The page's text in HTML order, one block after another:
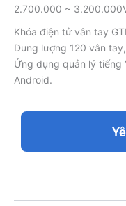
2.700.000 ~
Khóa điện tử vân tay
Dung lượng 120 vân
Ứng dụng quản lý tiếng
Android.